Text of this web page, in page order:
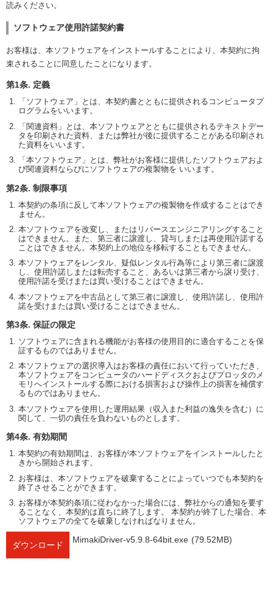
読みください。
ソフトウェア使用許諾契約書
お客様は、本ソフトウェアをインストールすることにより、本契約に拘
束されることに同意したことになります。
第1条. 定義
「ソフトウェア」とは、本契約書とともに提供されるコンピュータプ
ログラムをいいます。
「関連資料」とは、本ソフトウェアとともに提供されるテキストデー
タを印刷された資料、または弊社が後に提供することがある印刷され
た資料をいいます。
「本ソフトウェア」とは、弊社がお客様に提供したソフトウェアおよ
び関連資料ならびにソフトウェアの複製物を いいます。
第2条. 制限事項
本契約の条項に反して本ソフトウェアの複製物を作成することはでき
ません。
本ソフトウェアを改変し、またはリバースエンジニアリングすること
はできません。また、第三者に譲渡し、貸与しまたは再使用許諾する
ことはできません。本契約上の地位を移転することもできません。
本ソフトウェアをレンタル、疑似レンタル行為等により第三者に譲渡
し、使用許諾しまたは転売すること、あるいは第三者から譲り受け、
使用許諾を受けまたは買い受けることはできません。
本ソフトウェアを中古品として第三者に譲渡し、使用許諾し、使用許
諾を受けまたは買い受けることはできません。
第3条. 保証の限定
ソフトウェアに含まれる機能がお客様の使用目的に適合することを保
証するものではありません。
本ソフトウェアの選択導入はお客様の責任において行っていただき、
本ソフトウェアをコンピュータのハードディスクおよびプロッタのメ
モリへインストールする際における損害および操作上の損害を補償す
るものではありません。
本ソフトウェアを使用した運用結果（収入また利益の逸失を含む）に
関して、一切の責任を負わないものとします。
第4条. 有効期間
本契約の有効期間は、お客様が本ソフトウェアをインストールしたと
きから開始されます。
お客様は、本ソフトウェアを破棄することによっていつでも本契約を
終了させることができます。
お客様が本契約条項に従わなかった場合には、弊社からの通知を要す
ることなく、本契約は直ちに終了します。 本契約が終了した場合、本
ソフトウェアの全てを破棄しなければなりません。
ダウンロード
MimakiDriver-v5.9.8-64bit.exe (79.52MB)